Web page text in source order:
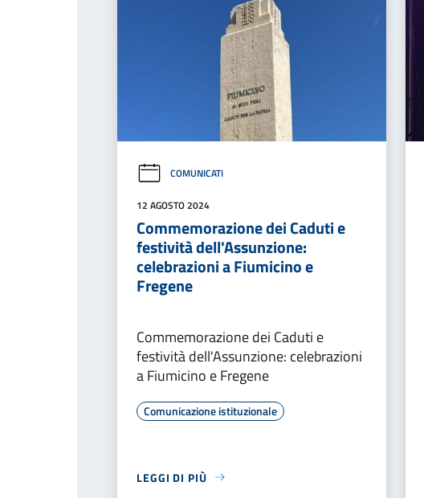
COMUNICATI
12 AGOSTO 2024
Commemorazione dei Caduti e
festività dell'Assunzione:
celebrazioni a Fiumicino e
Fregene
Commemorazione dei Caduti e
festività dell'Assunzione: celebrazioni
a Fiumicino e Fregene
Comunicazione istituzionale
LEGGI DI PIÙ